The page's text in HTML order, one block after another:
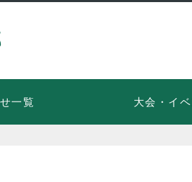
一覧 大会・イベ